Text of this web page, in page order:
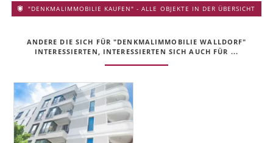
"DENKMALIMMOBILIE KAUFEN" - ALLE OBJEKTE IN DER ÜBERSICHT
ANDERE DIE SICH FÜR "DENKMALIMMOBILIE WALLDORF"
INTERESSIERTEN, INTERESSIERTEN SICH AUCH FÜR ...